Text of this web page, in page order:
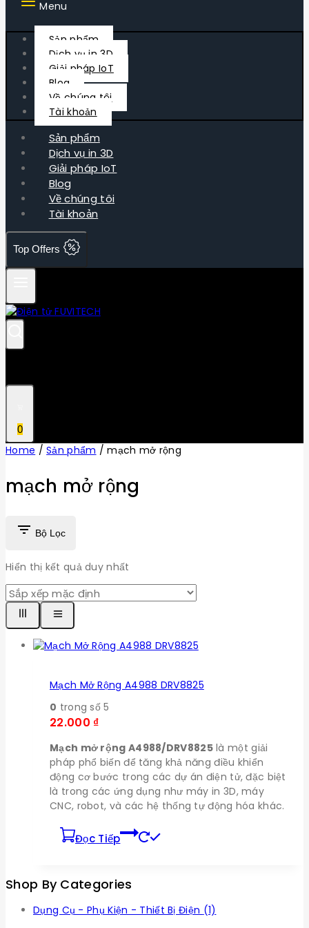
Menu
Sản phẩm
Dịch vụ in 3D
Giải pháp IoT
Blog
Về chúng tôi
Tài khoản
Sản phẩm
Dịch vụ in 3D
Giải pháp IoT
Blog
Về chúng tôi
Tài khoản
Top Offers
0
Home / Sản phẩm / mạch mở rộng
mạch mở rộng
Bộ Lọc
Hiển thị kết quả duy nhất
Mạch Mở Rộng A4988 DRV8825
0 trong số 5
22.000 ₫
Mạch mở rộng A4988/DRV8825là một giải
pháp phổ biến để tăng khả năng điều khiển
động cơ bước trong các dự án điện tử, đặc biệt
là trong các ứng dụng như máy in 3D, máy
CNC, robot, và các hệ thống tự động hóa khác.
Đọc Tiếp
Shop By Categories
Dụng Cụ - Phụ Kiện - Thiết Bị Điện (1)